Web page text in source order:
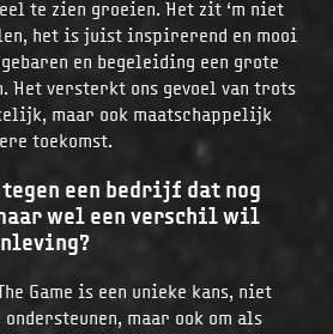
te zien groeien. Het zit ‘m niet
het is juist inspirerend en mooi
en begeleiding een grote
Het versterkt ons gevoel van trots
maar ook maatschappelijk
toekomst.
tegen een bedrijf dat nog
wel een verschil wil
Game is een unieke kans, niet
maar ook om als